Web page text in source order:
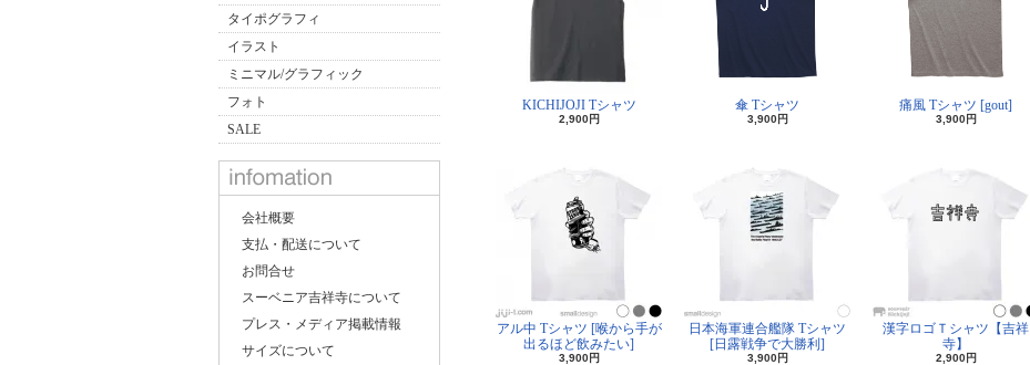
タイポグラフィ
イラスト
ミニマル/グラフィック
フォト
SALE
会社概要
支払・配送について
お問合せ
スーベニア吉祥寺について
プレス・メディア掲載情報
サイズについて
KICHIJOJI Tシャツ
2,900円
傘 Tシャツ
3,900円
痛風 Tシャツ [gout]
3,900円
アル中 Tシャツ [喉から手が
出るほど飲みたい]
3,900円
日本海軍連合艦隊 Tシャツ
[日露戦争で大勝利]
3,900円
漢字ロゴＴシャツ【吉祥
寺】
2,900円